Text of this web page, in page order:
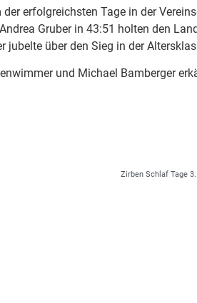
erfolgreichsten Tage in der
Gruber in 43:51 holten den
über den Sieg in der
und Michael Bamberger
Zirben Schlaf Tage